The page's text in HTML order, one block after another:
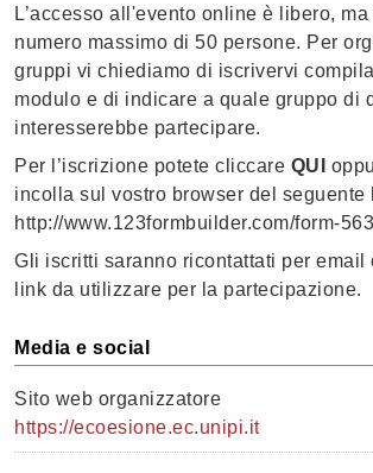
L’accesso all'evento online è libero,
numero massimo di 50 persone. Per
gruppi vi chiediamo di iscrivervi
modulo e di indicare a quale gruppo di
interesserebbe partecipare.
Per l’iscrizione potete cliccare QUI
incolla sul vostro browser del seguente
http://www.123formbuilder.com/form-
Gli iscritti saranno ricontattati per email
link da utilizzare per la partecipazione.
Media e social
Sito web organizzatore
https://ecoesione.ec.unipi.it